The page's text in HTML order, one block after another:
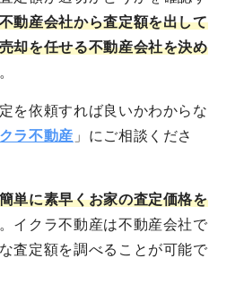
動産会社から査定額を出して
却を任せる不動産会社を決め
を依頼すれば良いかわからな
ラ不動産 」にご相談くださ
簡単に素早くお家の査定価格を
イクラ不動産は不動産会社で
査定額を調べることが可能で